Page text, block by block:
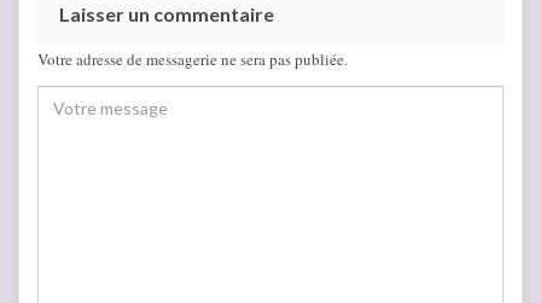
Laisser un commentaire
Votre adresse de messagerie ne sera pas publiée.